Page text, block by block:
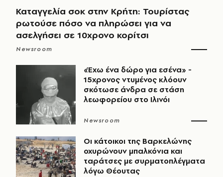
Καταγγελία σοκ στην Κρήτη: Τουρίστας
ρωτούσε πόσο να πληρώσει για να
ασελγήσει σε 10χρονο κορίτσι
Newsroom
«Έχω ένα δώρο για εσένα» -
15χρονος ντυμένος κλόουν
σκότωσε άνδρα σε στάση
λεωφορείου στο Ιλινόι
Newsroom
Οι κάτοικοι της Βαρκελώνης
οχυρώνουν μπαλκόνια και
ταράτσες με συρματοπλέγματα
λόγω Θέουτας